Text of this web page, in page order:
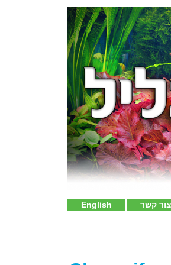
צור קשר English